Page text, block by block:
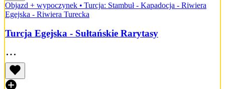
Objazd + wypoczynek • Turcja: Stambuł - Kapadocja - Riwiera
Egejska - Riwiera Turecka
Turcja Egejska - Sułtańskie Rarytasy